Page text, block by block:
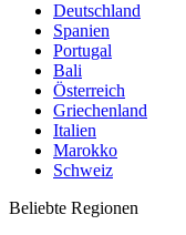
Deutschland
Spanien
Portugal
Bali
Österreich
Griechenland
Italien
Marokko
Schweiz
Beliebte Regionen